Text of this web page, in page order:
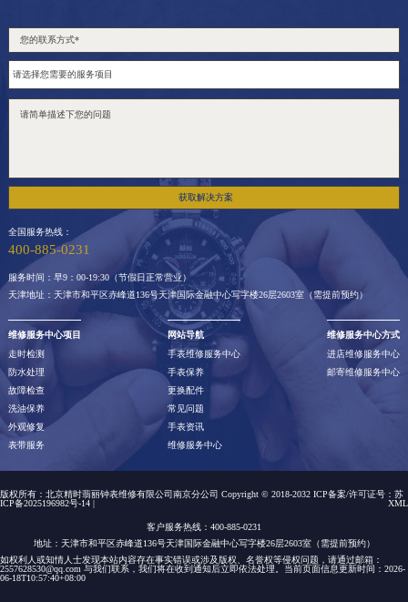
获取解决方案
全国服务热线：
400-885-0231
服务时间：早9：00-19:30（节假日正常营业）
天津地址：天津市和平区赤峰道136号天津国际金融中心写字楼26层2603室（需提前预约）
维修服务中心项目
走时检测
防水处理
故障检查
洗油保养
外观修复
表带服务
网站导航
手表维修服务中心
手表保养
更换配件
常见问题
手表资讯
维修服务中心
维修服务中心方式
进店维修服务中心
邮寄维修服务中心
版权所有：北京精时翡丽钟表维修有限公司南京分公司 Copyright © 2018-2032 ICP备案/许可证号： 苏
ICP备2025196982号-14 | XML
客户服务热线：400-885-0231
地址：天津市和平区赤峰道136号天津国际金融中心写字楼26层2603室（需提前预约）
如权利人或知情人士发现本站内容存在事实错误或涉及版权、名誉权等侵权问题，请通过邮箱：
2557628530@qq.com 与我们联系，我们将在收到通知后立即依法处理。当前页面信息更新时间：2026-
06-18T10:57:40+08:00